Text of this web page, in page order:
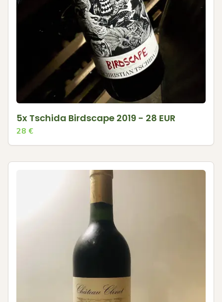
5x Tschida Birdscape 2019 - 28 EUR
28 €